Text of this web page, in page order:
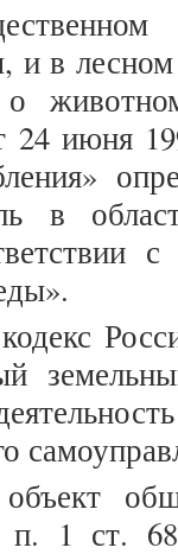
в лесном
о
24 июня
в
п. 1 ст.